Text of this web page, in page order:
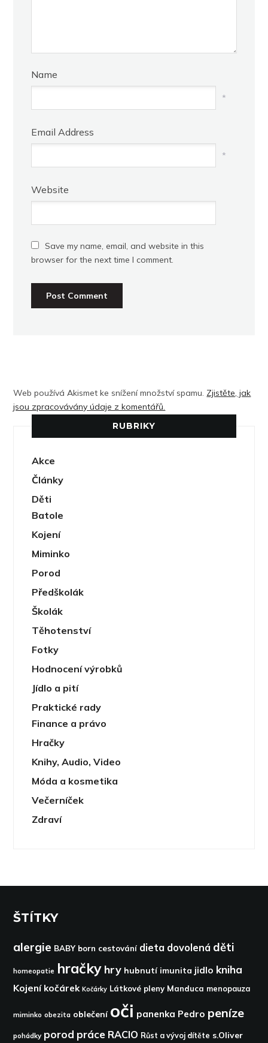
Name
*
Email Address
*
Website
Save my name, email, and website in this
browser for the next time I comment.
Web používá Akismet ke snížení množství spamu. Zjistěte, jak
jsou zpracovávány údaje z komentářů.
RUBRIKY
Akce
Články
Děti
Batole
Kojení
Miminko
Porod
Předškolák
Školák
Těhotenství
Fotky
Hodnocení výrobků
Jídlo a pití
Praktické rady
Finance a právo
Hračky
Knihy, Audio, Video
Móda a kosmetika
Večerníček
Zdraví
ŠTÍTKY
alergie BABY born cestování dieta dovolená děti
homeopatie hračky hry hubnutí imunita jidlo kniha
Kojení kočárek Kočárky Látkové pleny Manduca menopauza
miminko obezita oblečení oči panenka Pedro peníze
pohádky porod práce RACIO Růst a vývoj dítěte s.Oliver